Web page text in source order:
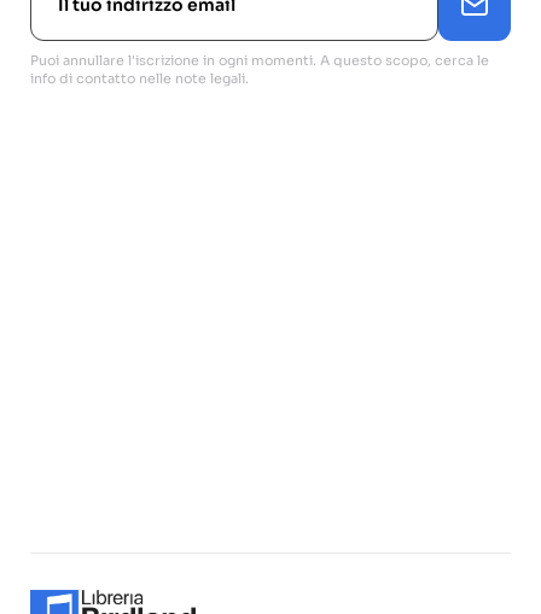
Puoi annullare l'iscrizione in ogni momenti. A questo scopo, cerca le
info di contatto nelle note legali.